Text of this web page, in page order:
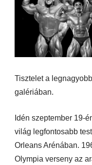
Tisztelet a
galériában.
Idén szeptember 19-
világ legfontosabb
Orleans Arénában.
Olympia verseny az